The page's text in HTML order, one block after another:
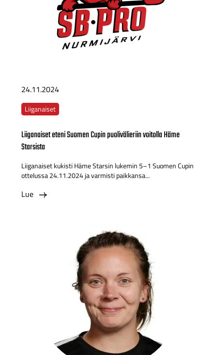
24.11.2024
Liiganaiset
Liiganaiset eteni Suomen Cupin puolivälieriin voitolla Häme
Starsista
Liiganaiset kukisti Häme Starsin lukemin 5–1 Suomen Cupin
ottelussa 24.11.2024 ja varmisti paikkansa...
Lue